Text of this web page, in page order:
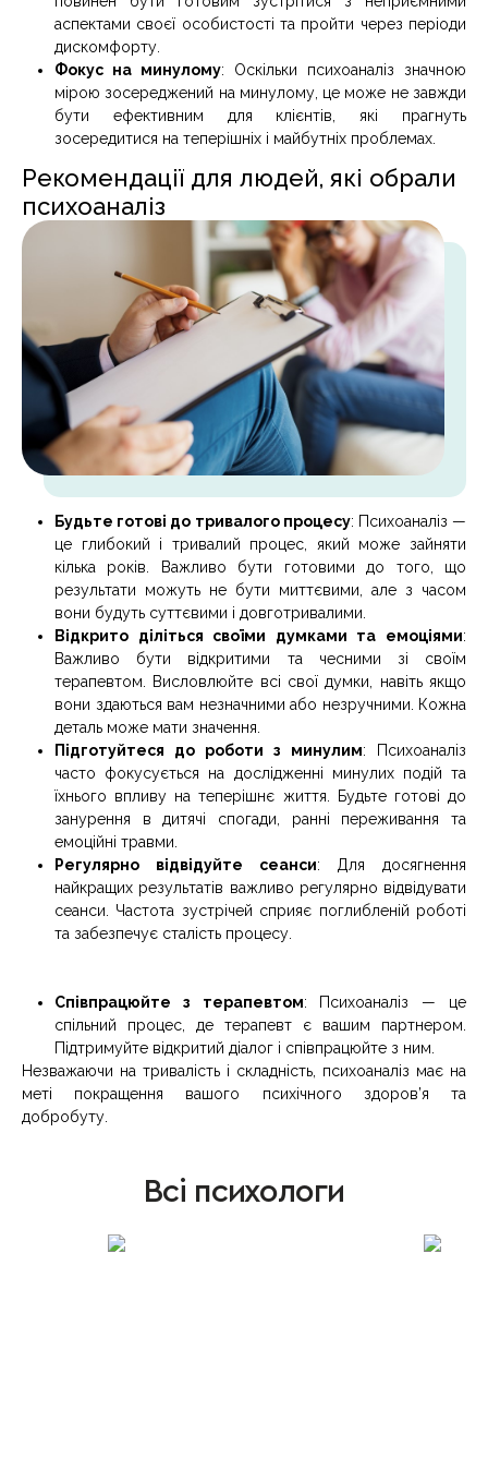
аспектами своєї особистості та пройти через періоди
дискомфорту.
Фокус на минулому: Оскільки психоаналіз значною
мірою зосереджений на минулому, це може не завжди
бути ефективним для клієнтів, які прагнуть
зосередитися на теперішніх і майбутніх проблемах.
Рекомендації для людей, які обрали
психоаналіз
Будьте готові до тривалого процесу: Психоаналіз —
це глибокий і тривалий процес, який може зайняти
кілька років. Важливо бути готовими до того, що
результати можуть не бути миттєвими, але з часом
вони будуть суттєвими і довготривалими.
Відкрито діліться своїми думками та емоціями:
Важливо бути відкритими та чесними зі своїм
терапевтом. Висловлюйте всі свої думки, навіть якщо
вони здаються вам незначними або незручними. Кожна
деталь може мати значення.
Підготуйтеся до роботи з минулим: Психоаналіз
часто фокусується на дослідженні минулих подій та
їхнього впливу на теперішнє життя. Будьте готові до
занурення в дитячі спогади, ранні переживання та
емоційні травми.
Регулярно відвідуйте сеанси: Для досягнення
найкращих результатів важливо регулярно відвідувати
сеанси. Частота зустрічей сприяє поглибленій роботі
та забезпечує сталість процесу.
Співпрацюйте з терапевтом: Психоаналіз — це
спільний процес, де терапевт є вашим партнером.
Підтримуйте відкритий діалог і співпрацюйте з ним.
Незважаючи на тривалість і складність, психоаналіз має на
меті покращення вашого психічного здоров’я та
добробуту.
Всі психологи